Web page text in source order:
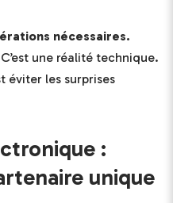
nécessaires.
une réalité technique.
éviter les surprises
:
unique